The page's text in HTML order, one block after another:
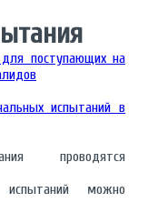
для поступающих на
испытаний в
проводятся
можно